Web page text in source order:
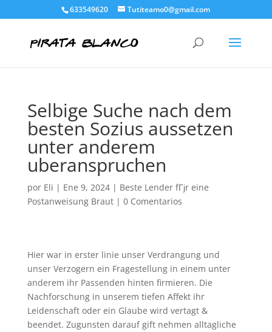
633549620 Tutiteamo0@gmail.com
Selbige Suche nach dem
besten Sozius aussetzen
unter anderem
uberanspruchen
por Eli | Ene 9, 2024| Beste Lender fГјr eine
Postanweisung Braut| 0 Comentarios
Hier war in erster linie unser Verdrangung und
unser Verzogern ein Fragestellung in einem unter
anderem ihr Passenden hinten firmieren. Die
Nachforschung in unserem tiefen Affekt ihr
Leidenschaft oder ein Glaube wird vertagt &
beendet. Zugunsten darauf gift nehmen alltagliche